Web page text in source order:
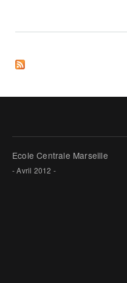
Ecole Centrale Marseille
- Avril 2012 -